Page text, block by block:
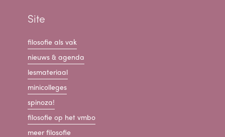
Site
filosofie als vak
nieuws & agenda
lesmateriaal
minicolleges
spinoza!
filosofie op het vmbo
meer filosofie